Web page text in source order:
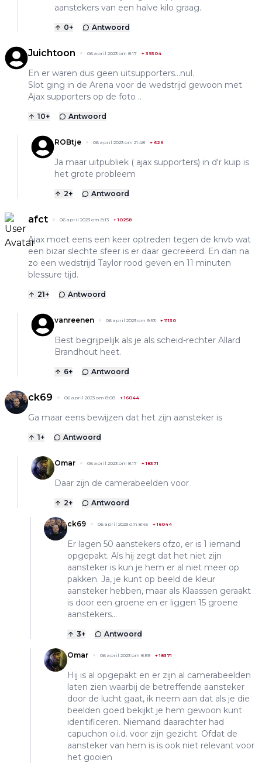
aanstekers van een halve kilo graag.
0+ Antwoord
Juichtoon 06 april 2023 om 8:17 + 39304
En er waren dus geen uitsupporters...nul.
Slot ging in de Arena voor de wedstrijd gewoon met
Ajax supporters op de foto ..
10+ Antwoord
ROBtje 06 april 2023 om 21:48 + 626
Ja maar uitpubliek ( ajax supporters) in d'r kuip is
het grote probleem
2+ Antwoord
afct 06 april 2023 om 8:13 +10258
Ajax moet eens een keer optreden tegen de knvb wat
een bizar slechte sfeer is er daar gecreëerd. En dan na
zo een wedstrijd Taylor rood geven en 11 minuten
blessure tijd.
21+ Antwoord
vanreenen 06 april 2023 om 9:53 +11130
Best begrijpelijk als je als scheid-rechter Allard
Brandhout heet.
6+ Antwoord
ck69 06 april 2023 om 8:08 +16044
Ga maar eens bewijzen dat het zijn aansteker is
1+ Antwoord
Omar 06 april 2023 om 8:17 +18371
Daar zijn de camerabeelden voor
2+ Antwoord
ck69 06 april 2023 om 8:45 +16044
Er lagen 50 aanstekers ofzo, er is 1 iemand
opgepakt. Als hij zegt dat het niet zijn
aansteker is kun je hem er al niet meer op
pakken. Ja, je kunt op beeld de kleur
aansteker hebben, maar als Klaassen geraakt
is door een groene en er liggen 15 groene
aanstekers...
3+ Antwoord
Omar 06 april 2023 om 8:59 +18371
Hij is al opgepakt en er zijn al camerabeelden
laten zien waarbij de betreffende aansteker
door de lucht gaat, ik neem aan dat als je die
beelden goed bekijkt je hem gewoon kunt
identificeren. Niemand daarachter had
capuchon o.i.d. voor zijn gezicht. Ofdat de
aansteker van hem is is ook niet relevant voor
het gooien